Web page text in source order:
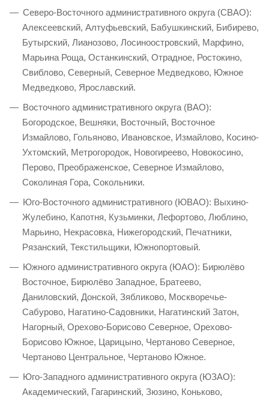
Северо-Восточного административного округа (СВАО):
Алексеевский, Алтуфьевский, Бабушкинский, Бибирево,
Бутырский, Лианозово, Лосиноостровский, Марфино,
Марьина Роща, Останкинский, Отрадное, Ростокино,
Свиблово, Северный, Северное Медведково, Южное
Медведково, Ярославский.
Восточного административного округа (ВАО):
Богородское, Вешняки, Восточный, Восточное
Измайлово, Гольяново, Ивановское, Измайлово, Косино-
Ухтомский, Метрогородок, Новогиреево, Новокосино,
Перово, Преображенское, Северное Измайлово,
Соколиная Гора, Сокольники.
Юго-Восточного административного (ЮВАО): Выхино-
Жулебино, Капотня, Кузьминки, Лефортово, Люблино,
Марьино, Некрасовка, Нижегородский, Печатники,
Рязанский, Текстильщики, Южнопортовый.
Южного административного округа (ЮАО): Бирюлёво
Восточное, Бирюлёво Западное, Братеево,
Даниловский, Донской, Зябликово, Москворечье-
Сабурово, Нагатино-Садовники, Нагатинский Затон,
Нагорный, Орехово-Борисово Северное, Орехово-
Борисово Южное, Царицыно, Чертаново Северное,
Чертаново Центральное, Чертаново Южное.
Юго-Западного административного округа (ЮЗАО):
Академический, Гагаринский, Зюзино, Коньково,